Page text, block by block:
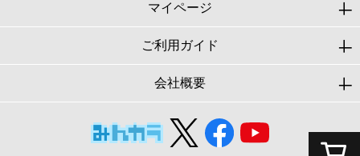
マイページ
ご利用ガイド
会社概要